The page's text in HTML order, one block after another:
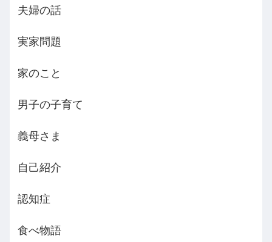
夫婦の話
実家問題
家のこと
男子の子育て
義母さま
自己紹介
認知症
食べ物語